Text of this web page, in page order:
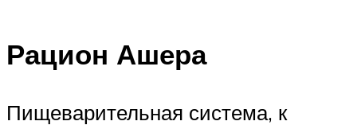
Рацион Ашера
Пищеварительная система, к